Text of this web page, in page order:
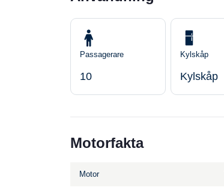
Passagerare
10
Kylskåp
Kylskåp
Motorfakta
Motor